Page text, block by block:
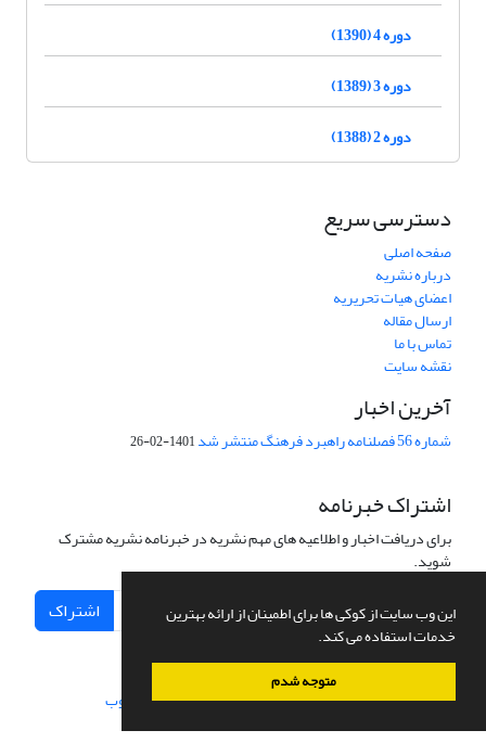
این وب سایت از کوکی ها برای اطمینان از ارائه بهترین
خدمات استفاده می کند.
متوجه شدم
دوره 4 (1390)
دوره 3 (1389)
دوره 2 (1388)
دسترسی سریع
صفحه اصلی
درباره نشریه
اعضای هیات تحریریه
ارسال مقاله
تماس با ما
نقشه سایت
آخرین اخبار
شماره 56 فصلنامه راهبرد فرهنگ منتشر شد 1401-02-26
اشتراک خبرنامه
برای دریافت اخبار و اطلاعیه های مهم نشریه در خبرنامه نشریه مشترک
شوید.
اشتراک
سامانه مدیریت نشریات علمی.طراحی و پیاده سازی از سیناوب